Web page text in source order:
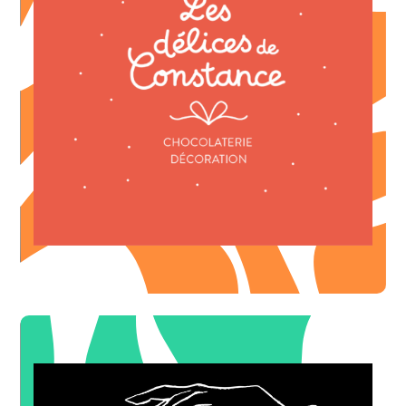
CHOCOLATERIE - DÉCORATION
OFFRE DE BIENVENUE
Pour 30€ d'achat = 10€ offert
* SUR LA DÉCORATION EXCLUSIVEMENT
OFFRE DE BIENVENUE
Pour 50€ d'achat = 15€ offert
* SUR LA DÉCORATION EXCLUSIVEMENT
OFFRE DE BIENVENUE